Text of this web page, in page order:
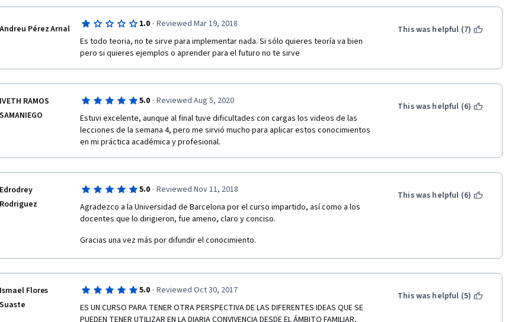
Andreu Pérez Arnal 1.0 · Reviewed Mar 19, 2018
Es todo teoria, no te sirve para implementar nada. Si sólo quieres teoría va bien
pero si quieres ejemplos o aprender para el futuro no te sirve
This was helpful (7)
IVETH RAMOS
SAMANIEGO
5.0 · Reviewed Aug 5, 2020
Estuvi excelente, aunque al final tuve dificultades con cargas los videos de las
lecciones de la semana 4, pero me sirvió mucho para aplicar estos conocimientos
en mi práctica académica y profesional.
This was helpful (6)
Edrodrey
Rodriguez
5.0 · Reviewed Nov 11, 2018
Agradezco a la Universidad de Barcelona por el curso impartido, así como a los
docentes que lo dirigieron, fue ameno, claro y conciso.
Gracias una vez más por difundir el conocimiento.
This was helpful (6)
Ismael Flores
Suaste
5.0 · Reviewed Oct 30, 2017
ES UN CURSO PARA TENER OTRA PERSPECTIVA DE LAS DIFERENTES IDEAS QUE SE
PUEDEN TENER UTILIZAR EN LA DIARIA CONVIVENCIA DESDE EL ÁMBITO FAMILIAR,
This was helpful (5)